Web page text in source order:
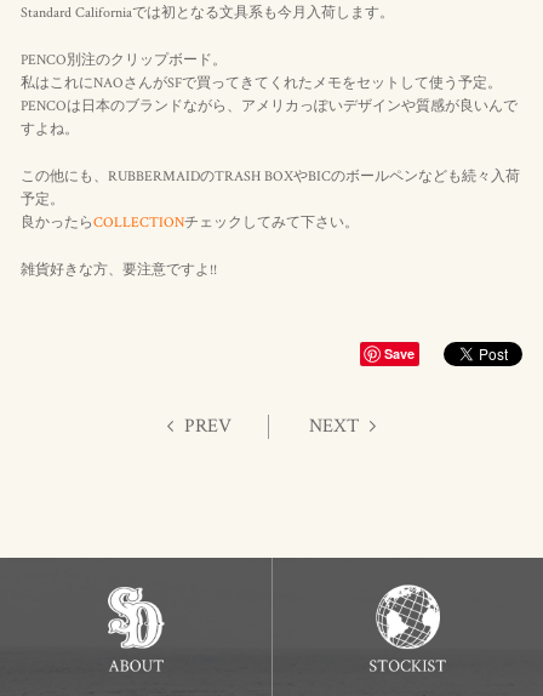
Standard Californiaでは初となる文具系も今月入荷します。
PENCO別注のクリップボード。
私はこれにNAOさんがSFで買ってきてくれたメモをセットして使う予定。
PENCOは日本のブランドながら、アメリカっぽいデザインや質感が良いんで
すよね。
この他にも、RUBBERMAIDのTRASH BOXやBICのボールペンなども続々入荷
予定。
良かったらCOLLECTIONチェックしてみて下さい。
雑貨好きな方、要注意ですよ!!
Save
PREV NEXT